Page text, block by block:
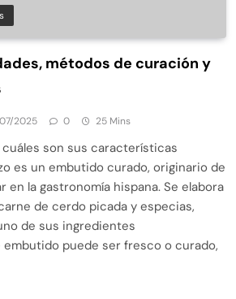
métodos de curación y
2025 0 25 Mins
son sus características
es un embutido curado, originario de
en la gastronomía hispana. Se elabora
de cerdo picada y especias,
de sus ingredientes
puede ser fresco o curado,